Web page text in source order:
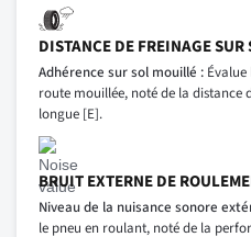
DISTANCE DE FREINAGE
Adhérence sur sol mouillé :
route mouillée, noté de la distance
longue [E].
BRUIT EXTERNE DE
Niveau de la nuisance sonore
le pneu en roulant, noté de la